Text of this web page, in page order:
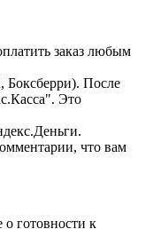
заказ любым
Боксберри). После
Это
что вам
готовности к